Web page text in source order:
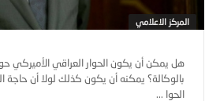
المركز الاعلامي
هل يمكن أن يكون الحوار العراقي الأميركي حوارا
بالوكالة؟ يمكنه أن يكون كذلك لولا أن حاجة
الحوا ...